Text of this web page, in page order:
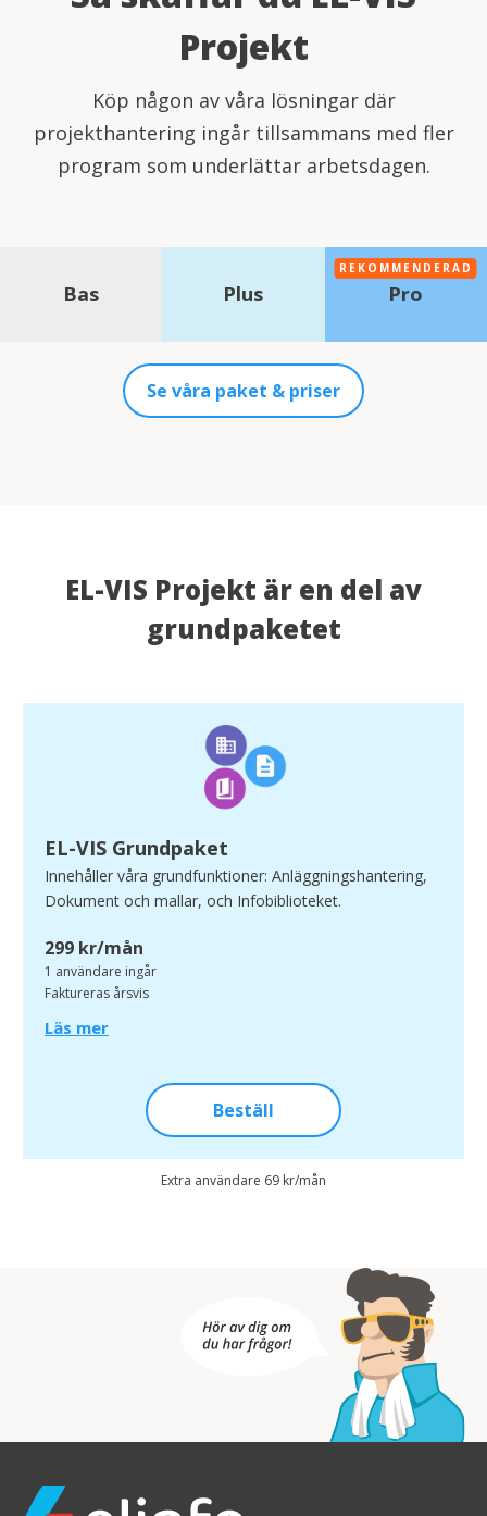
Projekt
Köp någon av våra lösningar där
projekthantering ingår tillsammans med fler
program som underlättar arbetsdagen.
Bas Plus
REKOMMENDERAD
Pro
Se våra paket & priser
EL-VIS Projekt är en del av
grundpaketet
EL-VIS Grundpaket
Innehåller våra grundfunktioner: Anläggningshantering,
Dokument och mallar, och Infobiblioteket.
299 kr/mån
1 användare ingår
Faktureras årsvis
Läs mer
Beställ
Extra användare 69 kr/mån